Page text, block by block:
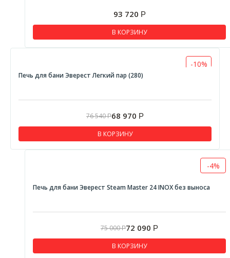
93 720 Р
В КОРЗИНУ
-10%
Печь для бани Эверест Легкий пар (280)
76 540Р68 970 Р
В КОРЗИНУ
-4%
Печь для бани Эверест Steam Master 24 INOX без выноса
75 000Р72 090 Р
В КОРЗИНУ